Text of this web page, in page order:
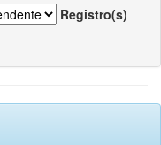
Registro(s)